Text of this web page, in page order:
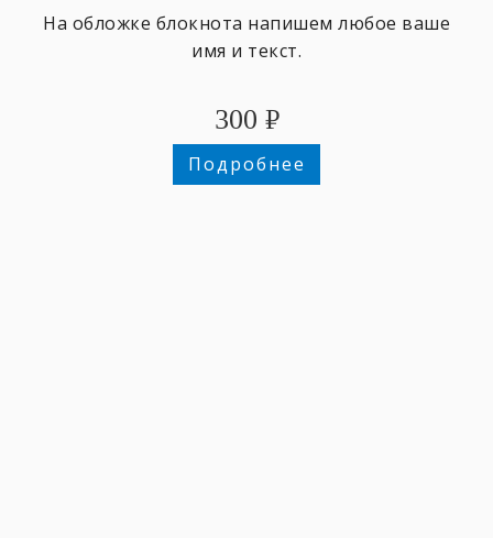
На обложке блокнота напишем любое ваше
имя и текст.
300 ₽
Подробнее